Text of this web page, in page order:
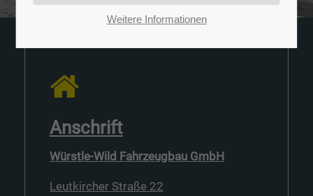
Anschrift
Würstle-Wild Fahrzeugbau GmbH
Leutkircher Straße 22
Weitere Informationen